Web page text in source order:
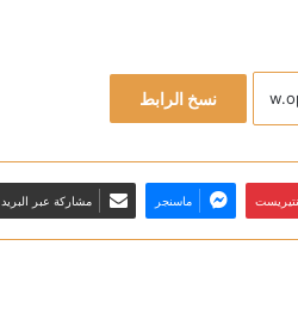
نسخ الرابط
ماسنجر مشاركة عبر البريد